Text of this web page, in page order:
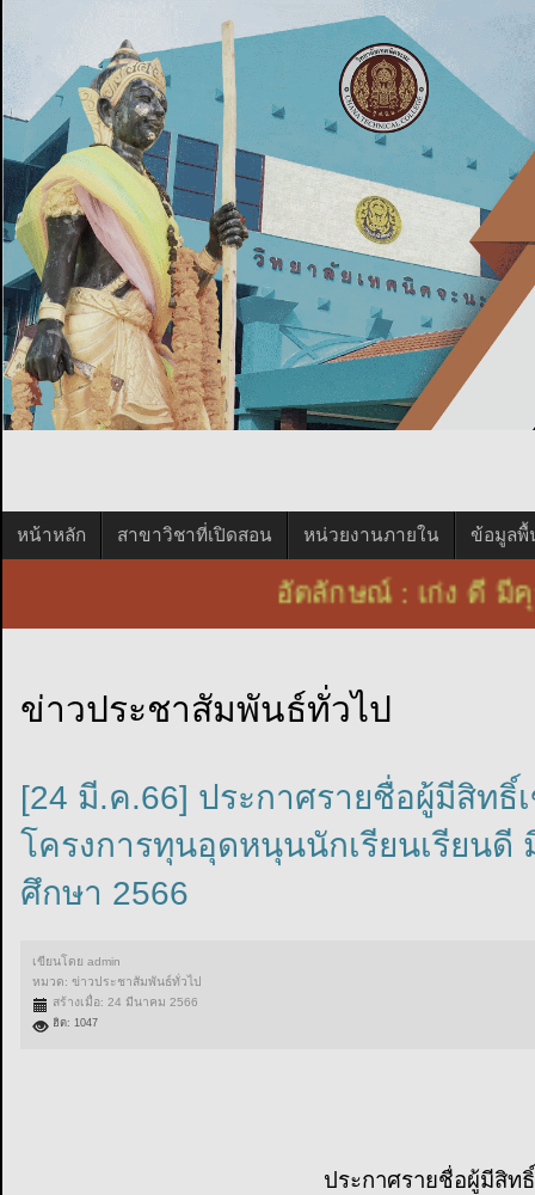
หน้าหลัก สาขาวิชาที่เปิดสอน หน่วยงานภายใน ข้อมูลพื้
อัตลักษณ์ : เก่ง ดี
ข่าวประชาสัมพันธ์ทั่วไป
[24 มี.ค.66] ประกาศรายชื่อผู้มีสิท
โครงการทุนอุดหนุนนักเรียนเรียน
ศึกษา 2566
เขียนโดยadmin
หมวด:ข่าวประชาสัมพันธ์ทั่วไป
สร้างเมื่อ: 24 มีนาคม 2566
ฮิต: 1047
ประกาศรายชื่อผู้มีสิท